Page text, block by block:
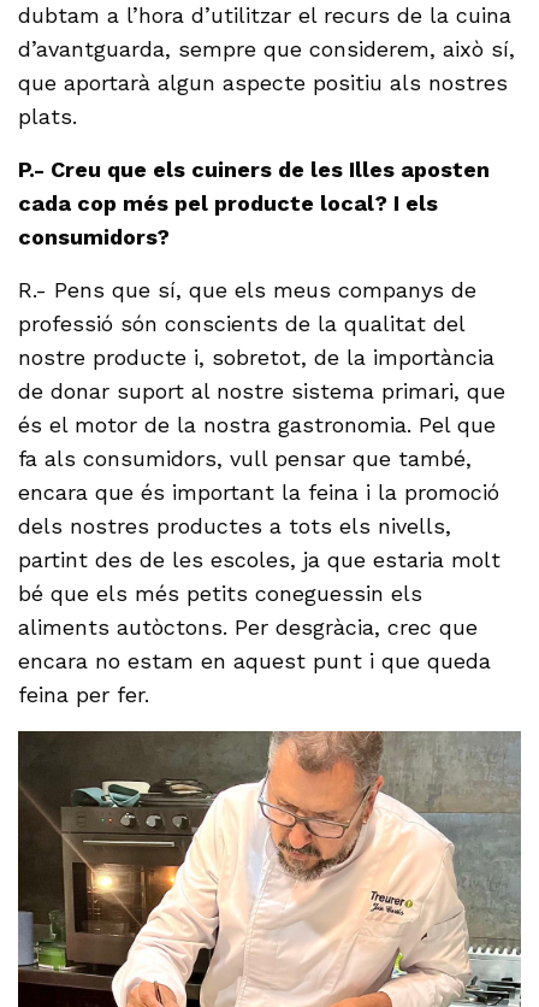
dubtam a l’hora d’utilitzar el recurs de la cuina
d’avantguarda, sempre que considerem, això sí,
que aportarà algun aspecte positiu als nostres
plats.
P.- Creu que els cuiners de les Illes aposten
cada cop més pel producte local? I els
consumidors?
R.- Pens que sí, que els meus companys de
professió són conscients de la qualitat del
nostre producte i, sobretot, de la importància
de donar suport al nostre sistema primari, que
és el motor de la nostra gastronomia. Pel que
fa als consumidors, vull pensar que també,
encara que és important la feina i la promoció
dels nostres productes a tots els nivells,
partint des de les escoles, ja que estaria molt
bé que els més petits coneguessin els
aliments autòctons. Per desgràcia, crec que
encara no estam en aquest punt i que queda
feina per fer.